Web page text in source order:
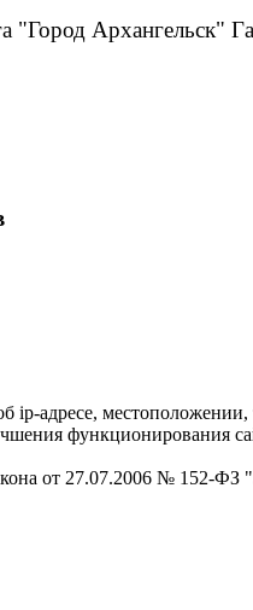
"Город Архангельск"
ip-адресе,
функционирования
от 27.07.2006 № 152-